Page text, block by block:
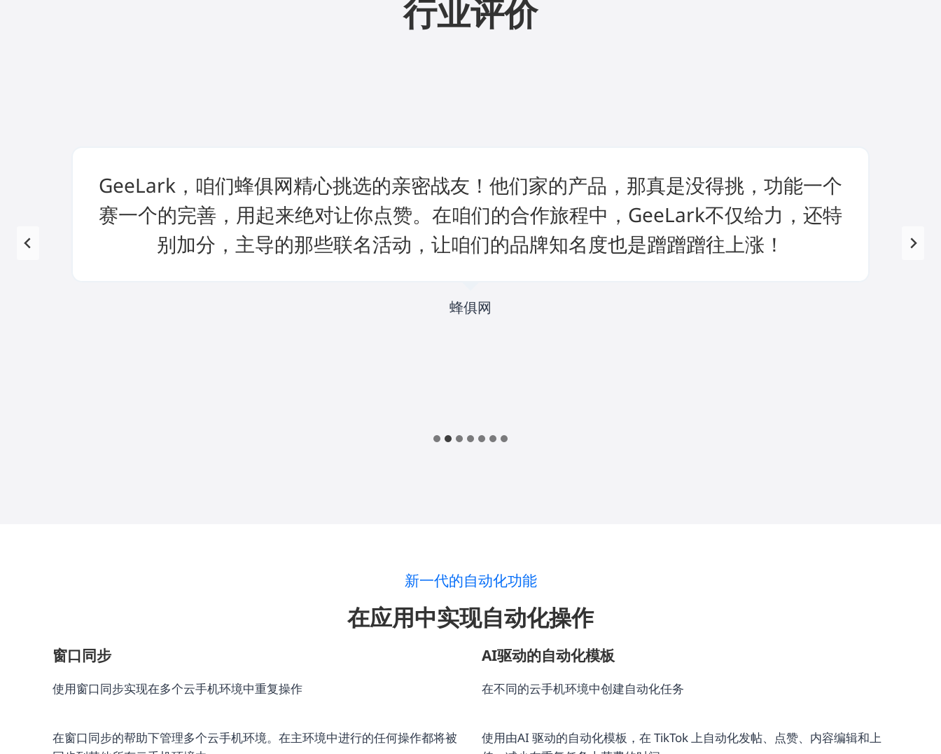
行业评价
GeeLark，咱们蜂俱网精心挑选的亲密战友！他们家的产品，那真是没得挑，功能一个
赛一个的完善，用起来绝对让你点赞。在咱们的合作旅程中，GeeLark不仅给力，还特
别加分，主导的那些联名活动，让咱们的品牌知名度也是蹭蹭蹭往上涨！
蜂俱网
新一代的自动化功能
在应用中实现自动化操作
窗口同步
使用窗口同步实现在多个云手机环境中重复操作
在窗口同步的帮助下管理多个云手机环境。在主环境中进行的任何操作都将被
AI驱动的自动化模板
在不同的云手机环境中创建自动化任务
使用由AI 驱动的自动化模板，在 TikTok 上自动化发帖、点赞、内容编辑和上